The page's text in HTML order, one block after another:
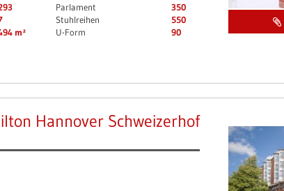
m²
Parlament
350
Stuhlreihen
550
U-Form
90
Hannover Schweizerhof